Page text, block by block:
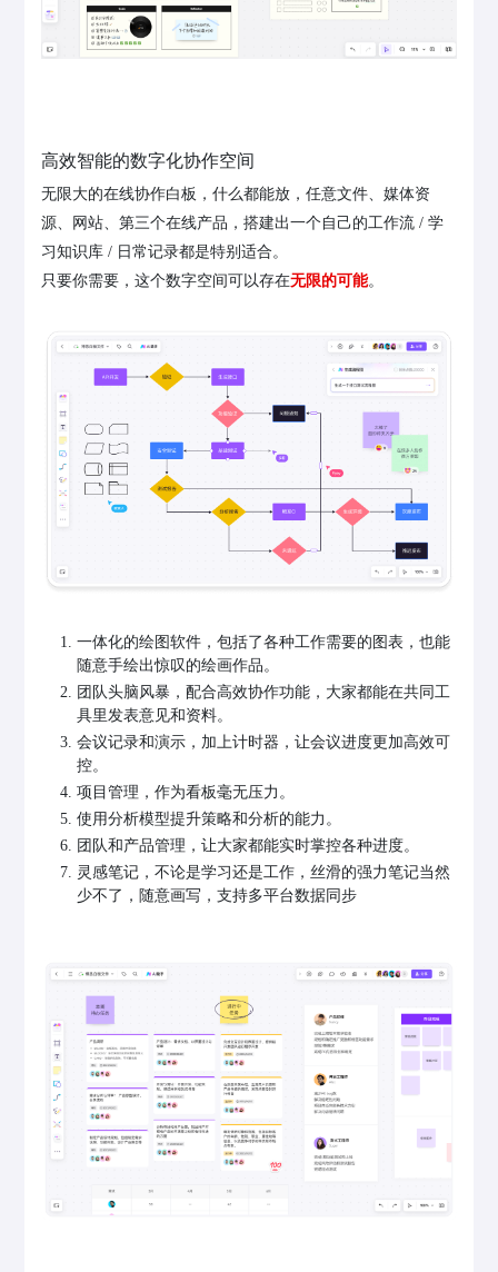
高效智能的数字化协作空间
无限大的在线协作白板，什么都能放，任意文件、媒体资
源、网站、第三个在线产品，搭建出一个自己的工作流 / 学
习知识库 / 日常记录都是特别适合。
只要你需要，这个数字空间可以存在无限的可能。
一体化的绘图软件，包括了各种工作需要的图表，也能
随意手绘出惊叹的绘画作品。
团队头脑风暴，配合高效协作功能，大家都能在共同工
具里发表意见和资料。
会议记录和演示，加上计时器，让会议进度更加高效可
控。
项目管理，作为看板毫无压力。
使用分析模型提升策略和分析的能力。
团队和产品管理，让大家都能实时掌控各种进度。
灵感笔记，不论是学习还是工作，丝滑的强力笔记当然
少不了，随意画写，支持多平台数据同步